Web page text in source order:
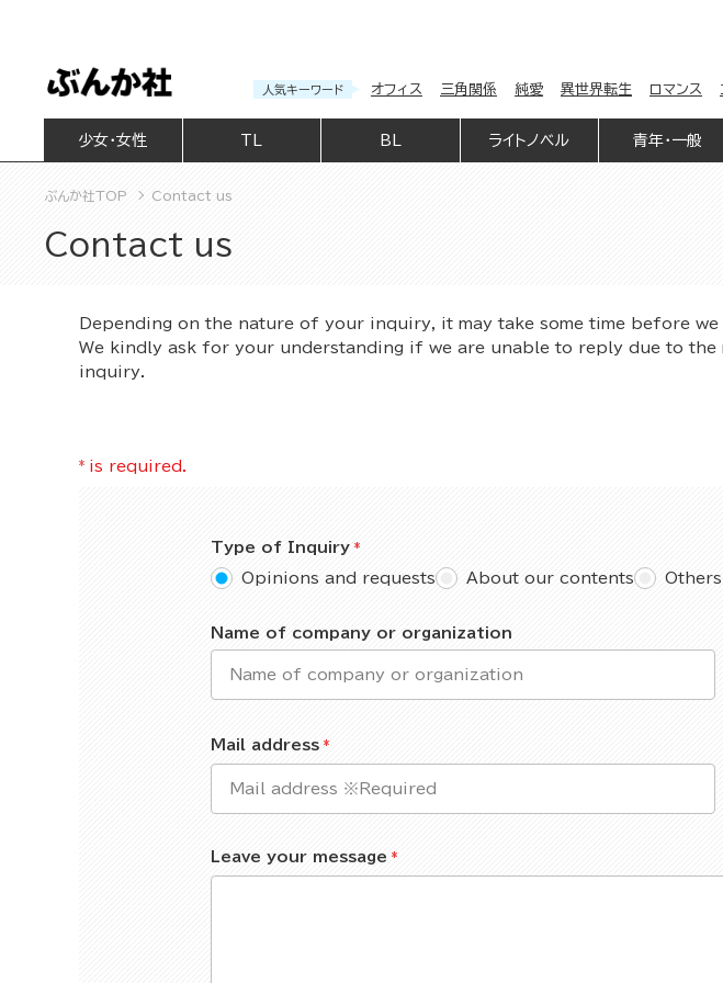
人気キーワード オフィス 三角関係 純愛 異世界転生 ロマンス
少女・女性 BL ライトノベル 青年・一般
ぶんか社TOP Contact us
Contact us
Depending on the nature of your inquiry, it may take some time before
We kindly ask for your understanding if we are unable to reply due to
inquiry.
* is required.
Type of Inquiry
Opinions and requests
About our contents Others
Name of company or organization
Mail address
Leave your message